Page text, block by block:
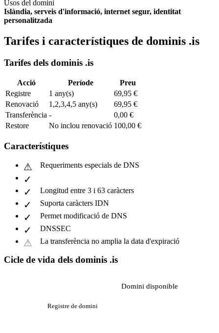
Usos del domini
Islàndia, serveis d'informació, internet segur, identitat
personalitzada
Tarifes i característiques de dominis .is
Tarifes dels dominis .is
Acció Període
Preu
Registre
1 any(s)
69,95 €
Renovació
1,2,3,4,5 any(s)
69,95 €
Transferència -
0,00 €
Restore
No inclou renovació 100,00 €
Característiques
Requeriments especials de DNS
Longitud entre 3 i 63 caràcters
Suporta caràcters IDN
Permet modificació de DNS
DNSSEC
La transferència no amplia la data d'expiració
Cicle de vida dels dominis .is
Domini disponible
Registre de domini